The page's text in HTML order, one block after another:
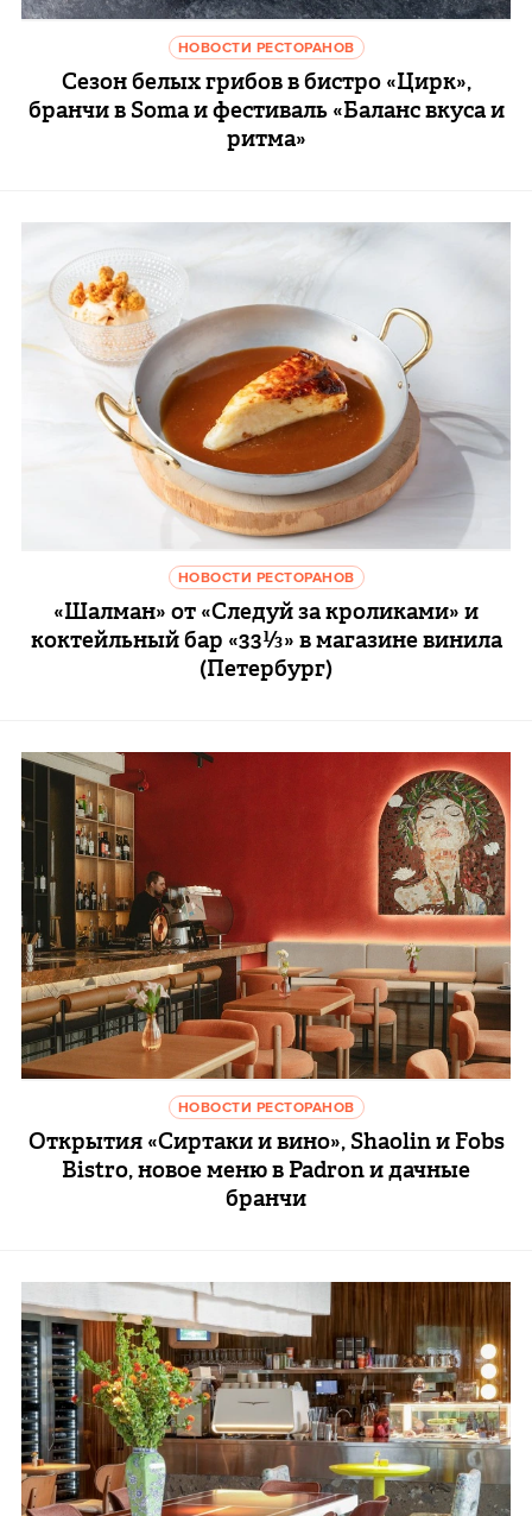
НОВОСТИ РЕСТОРАНОВ
Сезон белых грибов в бистро «Цирк»,
бранчи в Soma и фестиваль «Баланс вкуса и
ритма»
НОВОСТИ РЕСТОРАНОВ
«Шалман» от «Следуй за кроликами» и
коктейльный бар «33⅓» в магазине винила
(Петербург)
НОВОСТИ РЕСТОРАНОВ
Открытия «Сиртаки и вино», Shaolin и Fobs
Bistro, новое меню в Padron и дачные
бранчи